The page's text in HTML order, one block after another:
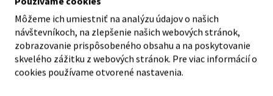
kosatca a odráža hĺbku a nezávislosť ženskosti.
kvetinovo-drevitá vôňa s púdrovými tónmi z roku 2023
intenzívna variácia na pôvodnú ikonickú vôňu Armani My Way
stelesňuje nezávislú a hlbokú stránku ženskosti
Môžeme ich umiestniť na analýzu údajov o našich
návštevníkoch, na zlepšenie našich webových stránok,
zobrazovanie prispôsobeného obsahu a na poskytovanie
skvelého zážitku z webových stránok. Pre viac informácií o
cookies používame otvorené nastavenia.